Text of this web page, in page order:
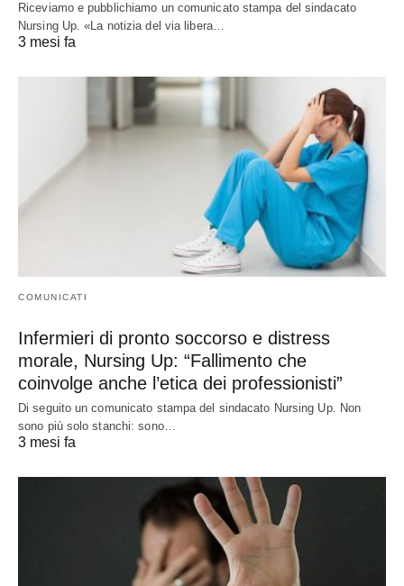
Riceviamo e pubblichiamo un comunicato stampa del sindacato
Nursing Up. «La notizia del via libera…
3 mesi fa
COMUNICATI
Infermieri di pronto soccorso e distress
morale, Nursing Up: “Fallimento che
coinvolge anche l’etica dei professionisti”
Di seguito un comunicato stampa del sindacato Nursing Up. Non
sono più solo stanchi: sono…
3 mesi fa